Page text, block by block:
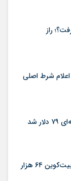
راز
اعلام شرط اصلی
شد
آخرین وضعیت بازار رمزارزها؛ بیت‌کوین ۶۴ هزار